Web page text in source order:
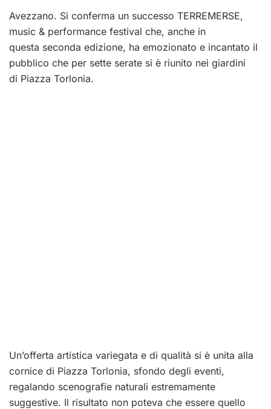
Avezzano. Si conferma un successo TERREMERSE,
music & performance festival che, anche in
questa seconda edizione, ha emozionato e incantato il
pubblico che per sette serate si è riunito nei giardini
di Piazza Torlonia.
Un’offerta artistica variegata e di qualità si è unita alla
cornice di Piazza Torlonia, sfondo degli eventi,
regalando scenografie naturali estremamente
suggestive. Il risultato non poteva che essere quello